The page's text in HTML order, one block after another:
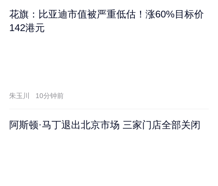
花旗：比亚迪市值被严重低估！涨60%目标价
142港元
朱玉川 10分钟前
阿斯顿·马丁退出北京市场 三家门店全部关闭